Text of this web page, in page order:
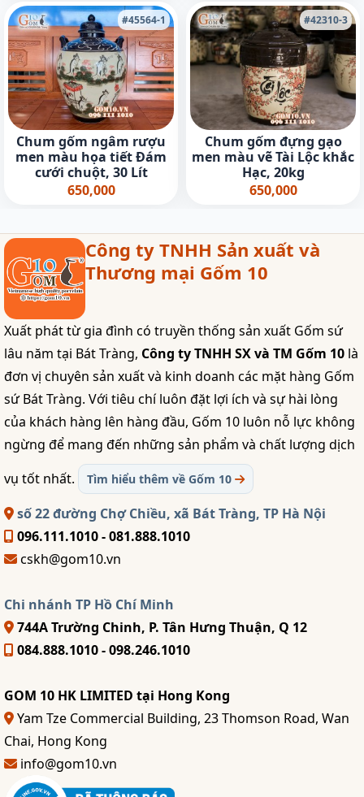
#45564-1
Chum gốm ngâm rượu
men màu họa tiết Đám
cưới chuột, 30 Lít
650,000
#42310-3
Chum gốm đựng gạo
men màu vẽ Tài Lộc khắc
Hạc, 20kg
650,000
Công ty TNHH Sản xuất và
Thương mại Gốm 10
Xuất phát từ gia đình có truyền thống sản xuất Gốm sứ
lâu năm tại Bát Tràng, Công ty TNHH SX và TM Gốm 10 là
đơn vị chuyên sản xuất và kinh doanh các mặt hàng Gốm
sứ Bát Tràng. Với tiêu chí luôn đặt lợi ích và sự hài lòng
của khách hàng lên hàng đầu, Gốm 10 luôn nỗ lực không
ngừng để mang đến những sản phẩm và chất lượng dịch
vụ tốt nhất.
Tìm hiểu thêm về Gốm 10
số 22 đường Chợ Chiều, xã Bát Tràng, TP Hà Nội
096.111.1010 - 081.888.1010
cskh@gom10.vn
Chi nhánh TP Hồ Chí Minh
744A Trường Chinh, P. Tân Hưng Thuận, Q 12
084.888.1010 - 098.246.1010
GOM 10 HK LIMITED tại Hong Kong
Yam Tze Commercial Building, 23 Thomson Road, Wan
Chai, Hong Kong
info@gom10.vn